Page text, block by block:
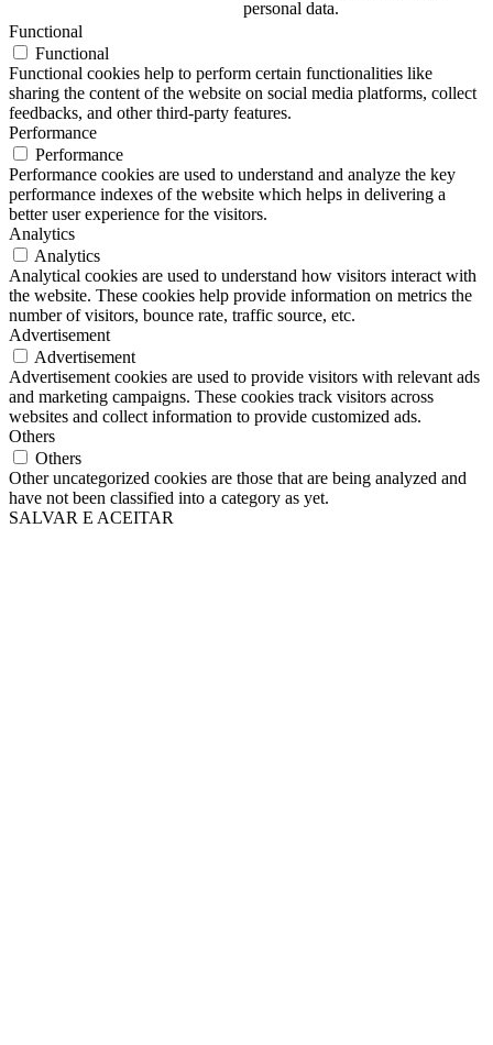
personal data.
Functional
Functional
Functional cookies help to perform certain functionalities like
sharing the content of the website on social media platforms, collect
feedbacks, and other third-party features.
Performance
Performance
Performance cookies are used to understand and analyze the key
performance indexes of the website which helps in delivering a
better user experience for the visitors.
Analytics
Analytics
Analytical cookies are used to understand how visitors interact with
the website. These cookies help provide information on metrics the
number of visitors, bounce rate, traffic source, etc.
Advertisement
Advertisement
Advertisement cookies are used to provide visitors with relevant ads
and marketing campaigns. These cookies track visitors across
websites and collect information to provide customized ads.
Others
Others
Other uncategorized cookies are those that are being analyzed and
have not been classified into a category as yet.
SALVAR E ACEITAR